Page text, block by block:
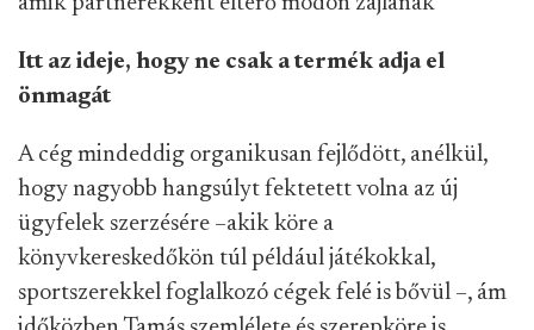
Itt az ideje, hogy ne csak a termék adja el
önmagát
A cég mindeddig organikusan fejlődött, anélkül,
hogy nagyobb hangsúlyt fektetett volna az új
ügyfelek szerzésére –akik köre a
könyvkereskedőkön túl például játékokkal,
sportszerekkel foglalkozó cégek felé is bővül –, ám